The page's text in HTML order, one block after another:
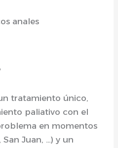
anales
tratamiento único,
paliativo con el
en momentos
Juan, …) y un